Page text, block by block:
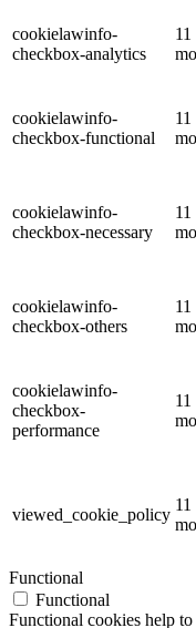
cookielawinfo-
checkbox-analytics
11
cookielawinfo-
checkbox-functional
11
cookielawinfo-
checkbox-necessary
11
cookielawinfo-
checkbox-others
11
cookielawinfo-
checkbox-
performance
11
viewed_cookie_policy
11
Functional
Functional
Functional cookies help